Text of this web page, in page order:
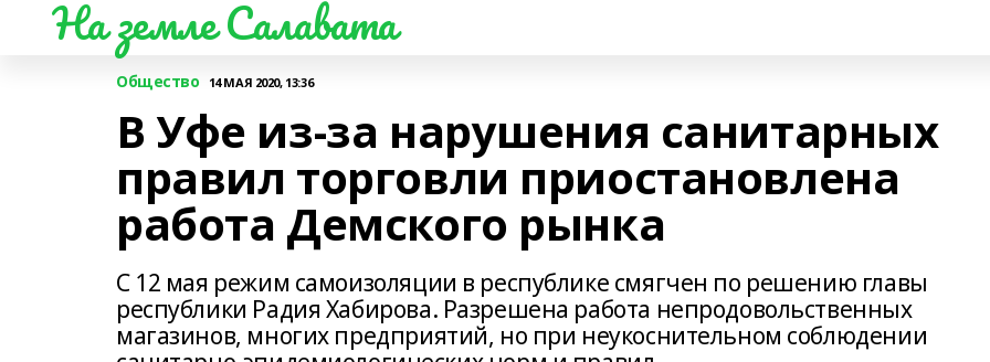
На земле Салавата
Общество 14 МАЯ 2020, 13:36
В Уфе из-за нарушения санитарных
правил торговли приостановлена
работа Демского рынка
С 12 мая режим самоизоляции в республике смягчен по решению главы
республики Радия Хабирова. Разрешена работа непродовольственных
магазинов, многих предприятий, но при неукоснительном соблюдении